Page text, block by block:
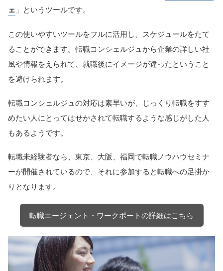
ェ 」というツールです。
この使いやすいツールをフルに活用し、スケジュールをたて
ることができます。転職コンシェルジュから企業の詳しい社
風や情報をえられて、就職後にイメージが違ったということ
を避けられます。
転職コンシェルジュの対応は素早いが、じっくり転職をすす
めたい人にとってはせかされて転職するような感じがした人
もあるようです。
転職未経験者なら、東京、大阪、福岡で転職ノウハウセミナ
ーが開催されているので、それに参加すると転職への足掛か
りとなります。
転職エージェント・ワークポートの詳細はこちら